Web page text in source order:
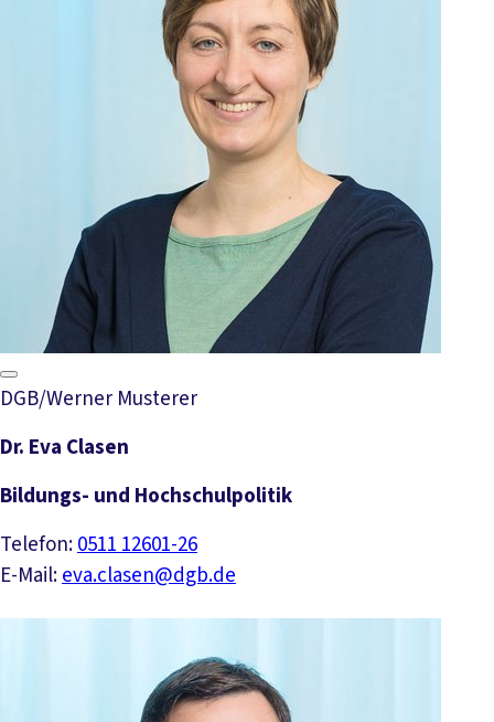
DGB/Werner Musterer
Dr. Eva Clasen
Bildungs- und Hochschulpolitik
Telefon:0511 12601-26
E-Mail:eva.clasen@dgb.de